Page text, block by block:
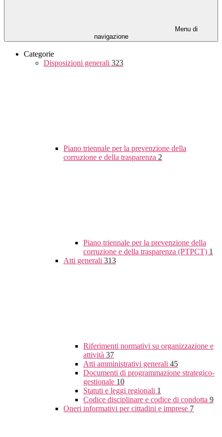
Menu di
navigazione
Categorie
Disposizioni generali 323
Piano triennale per la prevenzione della
corruzione e della trasparenza 2
Piano triennale per la prevenzione della
corruzione e della trasparenza (PTPCT) 1
Atti generali 313
Riferimenti normativi su organizzazione e
attività 37
Atti amministrativi generali 45
Documenti di programmazione strategico-
gestionale 10
Statuti e leggi regionali 1
Codice disciplinare e codice di condotta 9
Oneri informativi per cittadini e imprese 7